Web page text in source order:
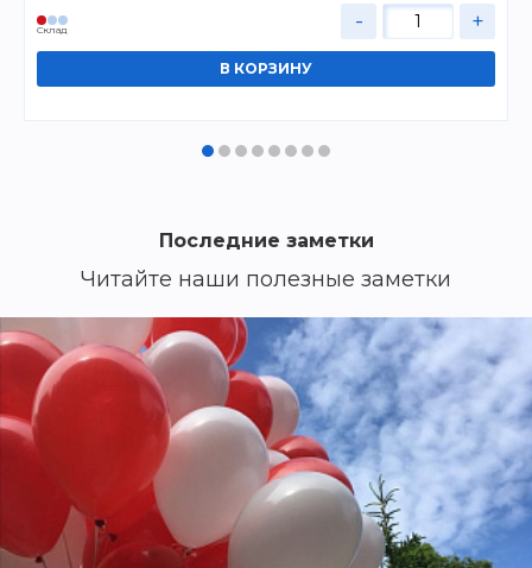
Cклад - +
Последние заметки
Читайте наши полезные заметки